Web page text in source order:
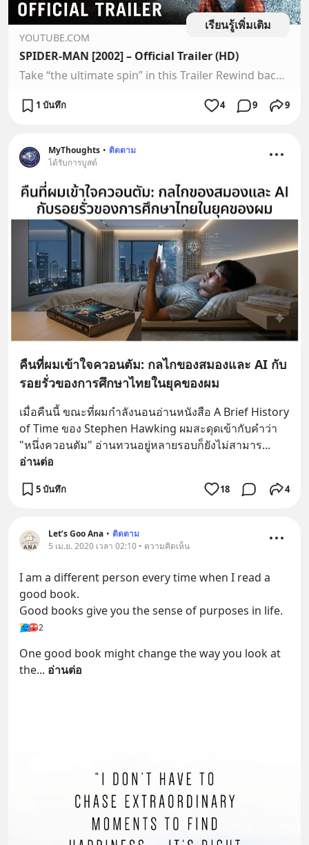
เรียนรู้เพิ่มเติม
YOUTUBE.COM
SPIDER-MAN [2002] – Official Trailer (HD)
Take “the ultimate spin” in this Trailer Rewind back to Tobey Maguire’s first swing as the original cinematic Spidey. Complete your Spider-Man collection tod...
1 บันทึก 4 9 9
MyThoughts • ติดตาม
ได้รับการบูสต์
คืนที่ผมเข้าใจควอนตัม: กลไกของสมองและ AI กับ
รอยรั่วของการศึกษาไทยในยุคของผม
เมื่อคืนนี้ ขณะที่ผมกำลังนอนอ่านหนังสือ A Brief History
of Time ของ Stephen Hawking ผมสะดุดเข้ากับคำว่า
"หนึ่งควอนตัม" อ่านทวนอยู่หลายรอบก็ยังไม่สามาร
อ่านต่อ
5 บันทึก 18 4
Let’s Goo Ana • ติดตาม
5 เม.ย. 2020 เวลา 02:10 • ความคิดเห็น
I am a different person every time when I read a
good book.
Good books give you the sense of purposes in life.
2
One good book might change the way you look at
the... อ่านต่อ